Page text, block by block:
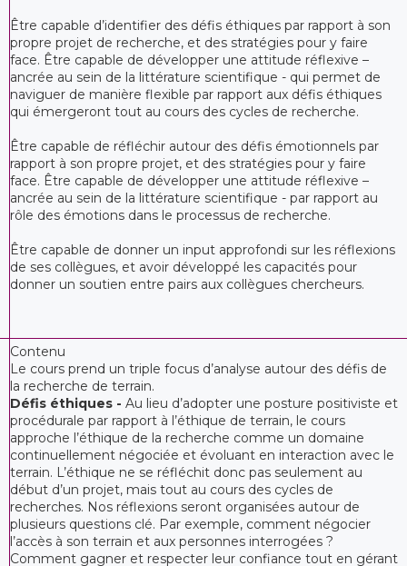
Être capable d’identifier des défis éthiques par rapport à son
propre projet de recherche, et des stratégies pour y faire
face. Être capable de développer une attitude réflexive –
ancrée au sein de la littérature scientifique - qui permet de
naviguer de manière flexible par rapport aux défis éthiques
qui émergeront tout au cours des cycles de recherche.
Être capable de réfléchir autour des défis émotionnels par
rapport à son propre projet, et des stratégies pour y faire
face. Être capable de développer une attitude réflexive –
ancrée au sein de la littérature scientifique - par rapport au
rôle des émotions dans le processus de recherche.
Être capable de donner un input approfondi sur les réflexions
de ses collègues, et avoir développé les capacités pour
donner un soutien entre pairs aux collègues chercheurs.
Contenu
Le cours prend un triple focus d’analyse autour des défis de
la recherche de terrain.
Défis éthiques - Au lieu d’adopter une posture positiviste et
procédurale par rapport à l’éthique de terrain, le cours
approche l’éthique de la recherche comme un domaine
continuellement négociée et évoluant en interaction avec le
terrain. L’éthique ne se réfléchit donc pas seulement au
début d’un projet, mais tout au cours des cycles de
recherches. Nos réflexions seront organisées autour de
plusieurs questions clé. Par exemple, comment négocier
l’accès à son terrain et aux personnes interrogées ?
Comment gagner et respecter leur confiance tout en gérant